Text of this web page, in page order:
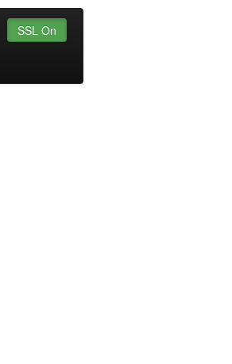
SSL On